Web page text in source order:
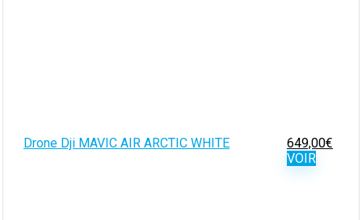
Drone Dji MAVIC AIR ARCTIC WHITE 649,00€
VOIR